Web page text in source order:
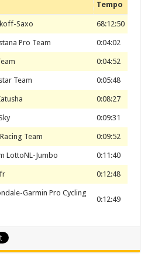
Tempo
Saxo 68:12:50
Pro Team 0:04:02
0:04:52
Team 0:05:48
0:08:27
0:09:31
Team 0:09:52
LottoNL-Jumbo 0:11:40
0:12:48
Garmin Pro Cycling
0:12:49